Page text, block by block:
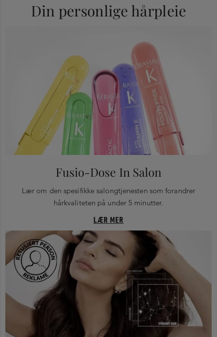
Din personlige hårpleie
Fusio-Dose In Salon
Lær om den spesifikke salongtjenesten som forandrer
hårkvaliteten på under 5 minutter.
LÆR MER